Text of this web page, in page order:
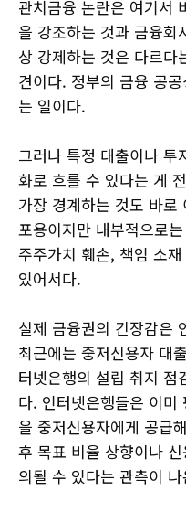
관치금융 논란은 여기서
을 강조하는 것과 금융회
상 강제하는 것은 다르다
견이다. 정부의 금융 공
는 일이다.
그러나 특정 대출이나 투
화로 흐를 수 있다는 게
가장 경계하는 것도 바
포용이지만 내부적으로
주주가치 훼손, 책임 소
있어서다.
실제 금융권의 긴장감은
최근에는 중저신용자 대
터넷은행의 설립 취지 점
다. 인터넷은행들은 이
을 중저신용자에게 공급
후 목표 비율 상향이나
의될 수 있다는 관측이